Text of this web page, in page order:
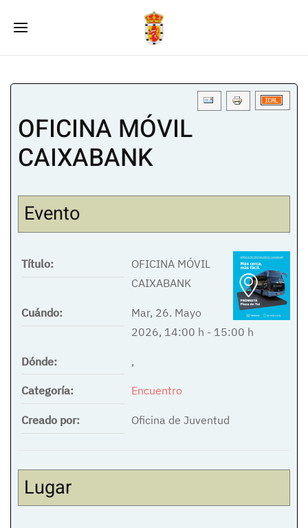
OFICINA MÓVIL
CAIXABANK
Evento
Título:
OFICINA MÓVIL
CAIXABANK
Cuándo:
Mar, 26. Mayo
2026, 14:00 h - 15:00 h
Dónde: ,
Categoría: Encuentro
Creado por: Oficina de Juventud
Lugar